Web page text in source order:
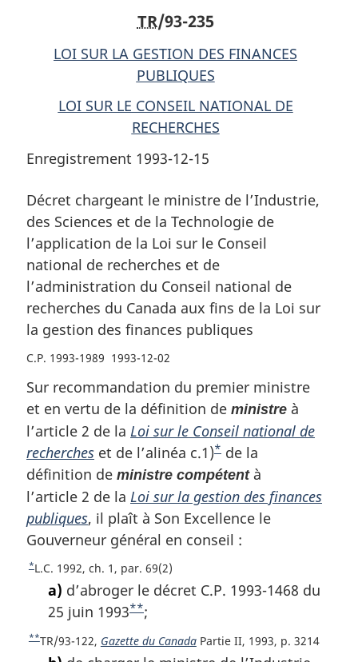
la
Loi
sur
le
national
de
recherches
et
l’administration
du
Conseil
national
de
recherches
du
Canada
fins
de
la
Loi
sur
la
gestion
des
finances
publiques
la
Loi
sur
Conseil
national
de
recherches
et
de
l’administration
du
Conseil
national
de
recherches
du
aux
fins
de
la
Loi
sur
la
gestion
des
finances
publiques
Loi
Conseil
national
de
l’administration
du
Conseil
national
de
recherches
aux
fins
de
la
Loi
sur
la
gestion
des
publiques
TR/93-235
LOI SUR LA GESTION DES FINANCES
PUBLIQUES
LOI SUR LE CONSEIL NATIONAL DE
RECHERCHES
Enregistrement 1993-12-15
Décret chargeant le ministre de l’Industrie,
des Sciences et de la Technologie de
l’application de la Loi sur le Conseil
national de recherches et de
l’administration du Conseil national de
recherches du Canada aux fins de la Loi sur
la gestion des finances publiques
C.P. 1993-1989 1993-12-02
Sur recommandation du premier ministre
et en vertu de la définition de ministre à
l’article 2 de la Loi sur le Conseil national de
recherches et de l’alinéa c.1)N
o
t
e
d
b
d
* de la
définition de ministre compétentà
l’article 2 de la Loi sur la gestion des finances
publiques, il plaît à Son Excellence le
Gouverneur général en conseil :
R
u
*L.C. 1992, ch. 1, par. 69(2)
a) d’abroger le décret C.P. 1993-1468 du
25 juin 1993N
o
**;
R
**TR/93-122, Gazette du CanadaPartie II, 1993, p. 3214